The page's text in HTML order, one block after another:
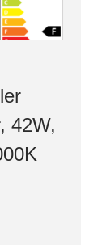
42W,